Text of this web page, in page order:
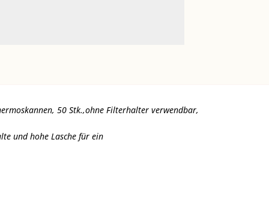
50 Stk.,ohne Filterhalter verwendbar,
und hohe Lasche für ein